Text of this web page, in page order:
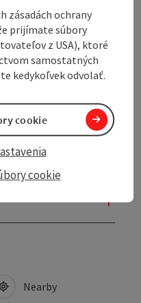
Nearby
zásadách ochrany
prijímate súbory
z USA), ktoré
samostatných
kedykoľvek odvolať.
cookie
cookie